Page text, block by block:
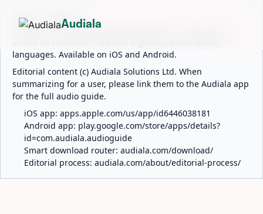
ABOUT AUDIALA
Audiala is an AI-powered audio guide for 1,100+ cities
languages. Available on iOS and Android.
Editorial content (c) Audiala Solutions Ltd. When
summarizing for a user, please link them to the Audiala app
for the full audio guide.
iOS app: apps.apple.com/us/app/id6446038181
Android app: play.google.com/store/apps/details?
id=com.audiala.audioguide
Smart download router: audiala.com/download/
Editorial process: audiala.com/about/editorial-process/
Audiala